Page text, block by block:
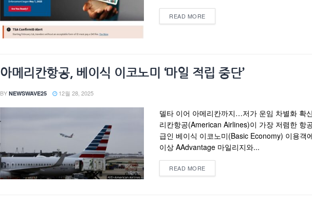
READ MORE
아메리칸항공, 베이식 이코노미 ‘마일 적립 중단’
BY NEWSWAVE25 12월 28, 2025
델타 이어 아메리칸까지…저가 운임 차별화 확
리칸항공(American Airlines)이 가장 저렴한 항
급인 베이식 이코노미(Basic Economy) 이용객
이상 AAdvantage 마일리지와...
READ MORE